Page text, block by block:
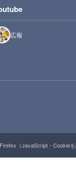
広報
（JavaScript・Cookie